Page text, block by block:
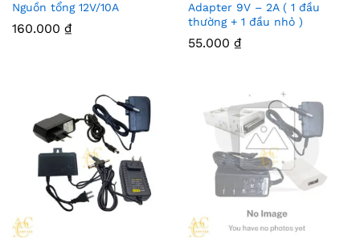
Nguồn tổng 12V/10A
160.000 ₫
Adapter 9V – 2A ( 1 đầu
thường + 1 đầu nhỏ )
55.000 ₫